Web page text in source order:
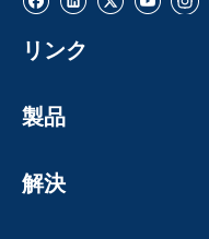
リンク
製品
解決